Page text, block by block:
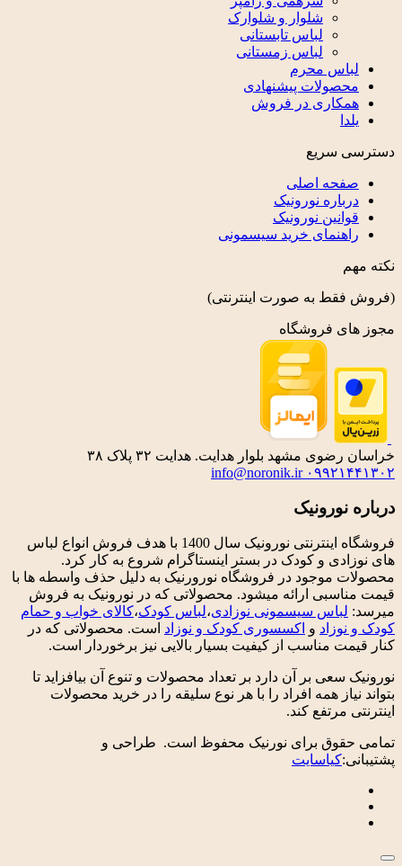
شلوار و شلوارک
لباس تابستانی
لباس زمستانی
لباس محرم
محصولات پیشنهادی
همکاری در فروش
یلدا
دسترسی سریع
صفحه اصلی
درباره نورونیک
قوانین نورونیک
راهنمای خرید سیسمونی
نکته مهم
(فروش فقط به صورت اینترنتی)
مجوز های فروشگاه
خراسان رضوی مشهد بلوار هدایت. هدایت ۳۲ پلاک ۳۸
۰۹۹۲۱۴۴۱۳۰۲ info@noronik.ir
درباره نورونیک
فروشگاه اینترنتی نورونیک سال 1400 با هدف فروش انواع لباس
های نوزادی و کودک در بستر اینستاگرام شروع به کار کرد.
محصولات موجود در فروشگاه نورورنیک به دلیل حذف واسطه ها با
قیمت مناسبی ارائه میشود. محصولاتی که در نورونیک به فروش
میرسد: لباس سیسمونی نوزادی،لباس کودک،کالای خواب و حمام
کودک و نوزاد و اکسسوری کودک و نوزاد است. محصولاتی که در
کنار قیمت مناسب از کیفیت بسیار بالایی نیز برخوردار است.
نورونیک سعی بر آن دارد بر تعداد محصولات و تنوع آن بیافزاید تا
بتواند نیاز همه افراد را با هر نوع سلیقه را در خرید محصولات
اینترنتی مرتفع کند.
تمامی حقوق برای نورنیک محفوظ است. طراحی و
پشتیبانی:کیاسایت